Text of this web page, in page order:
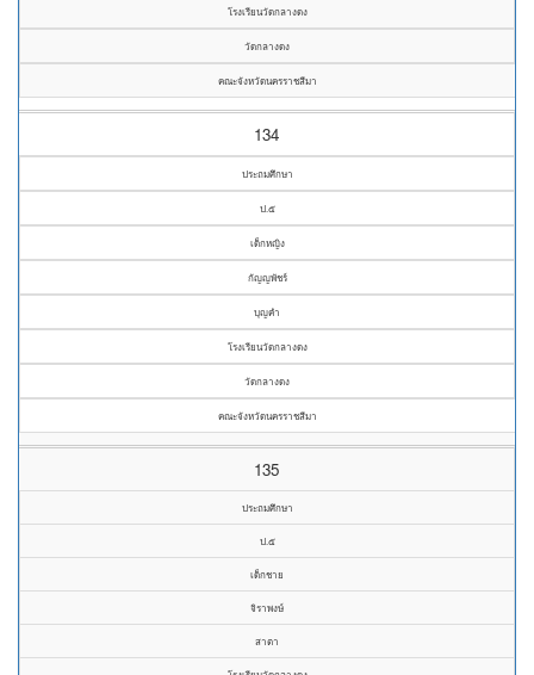
โรงเรียนวัดกลางดง
วัดกลางดง
คณะจังหวัดนครราชสีมา
134
ประถมศึกษา
ป.๕
เด็กหญิง
กัญญพัชร์
บุญคำ
โรงเรียนวัดกลางดง
วัดกลางดง
คณะจังหวัดนครราชสีมา
135
ประถมศึกษา
ป.๕
เด็กชาย
จิราพงษ์
สาตา